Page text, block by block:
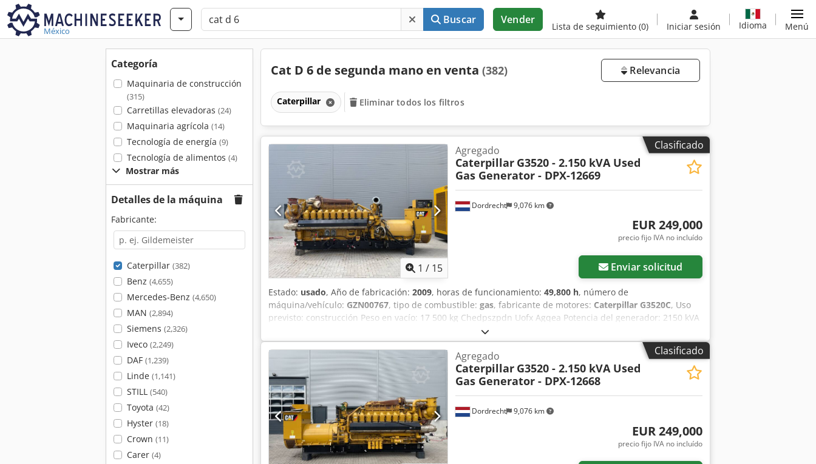
México
Buscar Vender
Lista de seguimiento (0) Iniciar sesión Idioma Menú
Categoría
Maquinaria de construcción
(315)
Carretillas elevadoras (24)
Maquinaria agrícola (14)
Tecnología de energía (9)
Tecnología de alimentos (4)
Mostrar más
Detalles de la máquina
Fabricante:
Caterpillar (382)
Benz (4,655)
Mercedes-Benz (4,650)
MAN (2,894)
Siemens (2,326)
Iveco (2,249)
DAF (1,239)
Linde (1,141)
STILL (540)
Toyota (42)
Hyster (18)
Crown (11)
Carer (4)
Cat D 6 de segunda mano en venta (382) Relevancia
Caterpillar Eliminar todos los filtros
Clasificado
1 / 15
Dordrecht 9,076 km
Agregado
Caterpillar G3520 - 2.150 kVA Used
Gas Generator - DPX-12669
EUR 249,000
precio fijo IVA no incluído
Enviar solicitud
Estado: usado, Año de fabricación: 2009, horas de funcionamiento: 49,800 h, número de
máquina/vehículo: GZN00767, tipo de combustible: gas, fabricante de motores: Caterpillar G3520C, Uso
previsto: construcción Peso en vacío: 17 500 kg Chedpszpdn Uofx Agqea Potencia del generador: 2150 kVA
Dimensiones de la zona de carga: 7 x 2 x 27 cm Póngase en contacto con el equipo de DPX para obtener
más información. = Opciones y accesorios adicionales = - Panel de control
Clasificado
Dordrecht 9,076 km
Agregado
Caterpillar G3520 - 2.150 kVA Used
Gas Generator - DPX-12668
EUR 249,000
precio fijo IVA no incluído